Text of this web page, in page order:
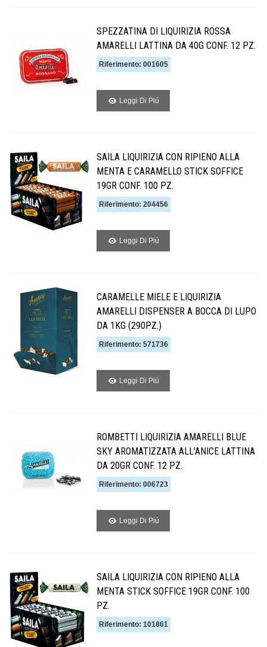
SPEZZATINA DI LIQUIRIZIA ROSSA
AMARELLI LATTINA DA 40G CONF. 12 PZ.
Riferimento: 001605
Leggi Di Piú
SAILA LIQUIRIZIA CON RIPIENO ALLA
MENTA E CARAMELLO STICK SOFFICE
19GR CONF. 100 PZ.
Riferimento: 204456
Leggi Di Piú
CARAMELLE MIELE E LIQUIRIZIA
AMARELLI DISPENSER A BOCCA DI LUPO
DA 1KG (290PZ.)
Riferimento: 571736
Leggi Di Piú
ROMBETTI LIQUIRIZIA AMARELLI BLUE
SKY AROMATIZZATA ALL'ANICE LATTINA
DA 20GR CONF. 12 PZ.
Riferimento: 006723
Leggi Di Piú
SAILA LIQUIRIZIA CON RIPIENO ALLA
MENTA STICK SOFFICE 19GR CONF. 100
PZ.
Riferimento: 101861